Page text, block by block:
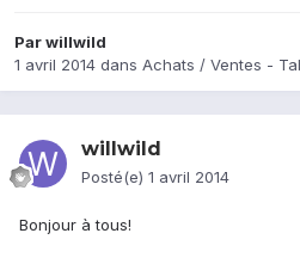
Parwillwild
1 avril 2014 dans Achats / Ventes -
willwild
Posté(e) 1 avril 2014
Bonjour à tous!